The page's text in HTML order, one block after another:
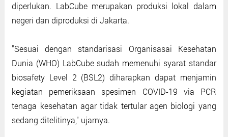
diperlukan. LabCube merupakan produksi lokal dalam
negeri dan diproduksi di Jakarta.
"Sesuai dengan standarisasi Organisasai Kesehatan
Dunia (WHO) LabCube sudah memenuhi syarat standar
biosafety Level 2 (BSL2) diharapkan dapat menjamin
kegiatan pemeriksaan spesimen COVID-19 via PCR
tenaga kesehatan agar tidak tertular agen biologi yang
sedang ditelitinya," ujarnya.